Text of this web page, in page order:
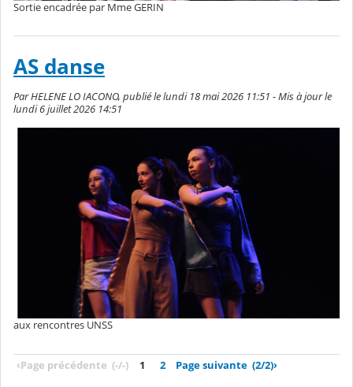
Sortie encadrée par Mme GERIN
AS danse
Par HELENE LO IACONO, publié le lundi 18 mai 2026 11:51 - Mis à jour le
lundi 6 juillet 2026 14:51
aux rencontres UNSS
‹Page précédente (-/-) 1 2 Page suivante (2/2)›